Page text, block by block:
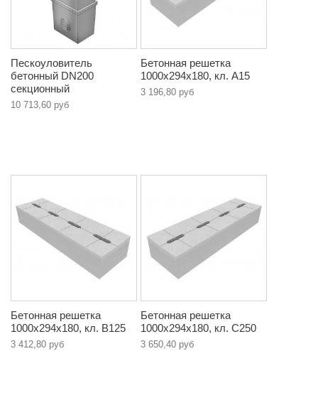
Пескоуловитель
бетонный DN200
секционный
10 713,60 руб
Бетонная решетка
1000х294х180, кл. A15
3 196,80 руб
Бетонная решетка
1000х294х180, кл. B125
3 412,80 руб
Бетонная решетка
1000х294х180, кл. С250
3 650,40 руб